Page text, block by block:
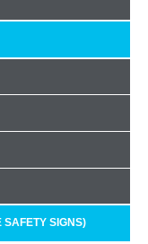
SIGNS)